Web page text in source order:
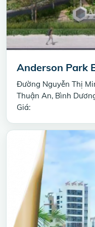
Anderson Park
Đường Nguyễn Thị
Thuận An, Bình
Giá: